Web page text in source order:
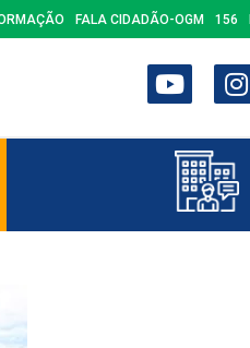
FALA CIDADÃO-OGM 156